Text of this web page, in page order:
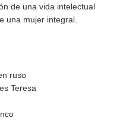
de una vida intelectual
una mujer integral.
ruso
Teresa